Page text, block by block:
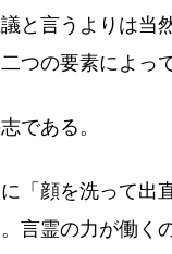
と言うよりは当
つの要素によっ
である。
「顔を洗って出
言霊の力が働く